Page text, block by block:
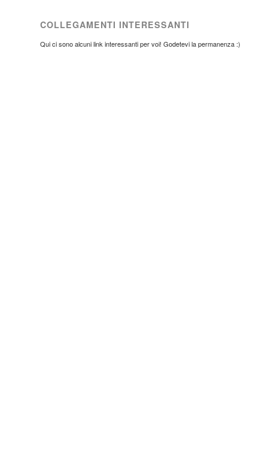
COLLEGAMENTI INTERESSANTI
Qui ci sono alcuni link interessanti per voi! Godetevi la permanenza :)